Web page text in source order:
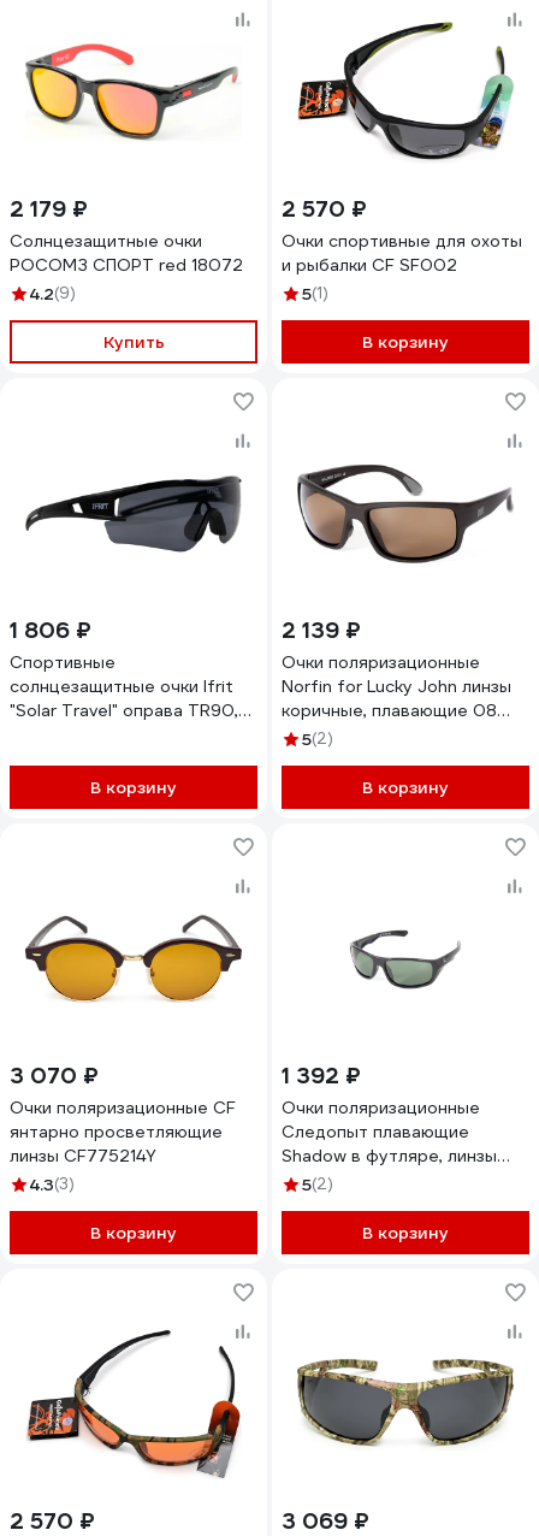
2 179 ₽
Солнцезащитные очки
РОСОМЗ СПОРТ red 18072
4.2(9)
Купить
2 570 ₽
Очки спортивные для охоты
и рыбалки CF SF002
5(1)
В корзину
1 806 ₽
Спортивные
солнцезащитные очки Ifrit
"Solar Travel" оправа TR90,
4680232391877
В корзину
2 139 ₽
Очки поляризационные
Norfin for Lucky John линзы
коричные, плавающие 08
NF-LJ2008
5(2)
В корзину
3 070 ₽
Очки поляризационные CF
янтарно просветляющие
линзы CF775214Y
4.3(3)
В корзину
1 392 ₽
Очки поляризационные
Следопыт плавающие
Shadow в футляре, линзы
green PF-PG-08
5(2)
В корзину
2 570 ₽ 3 069 ₽